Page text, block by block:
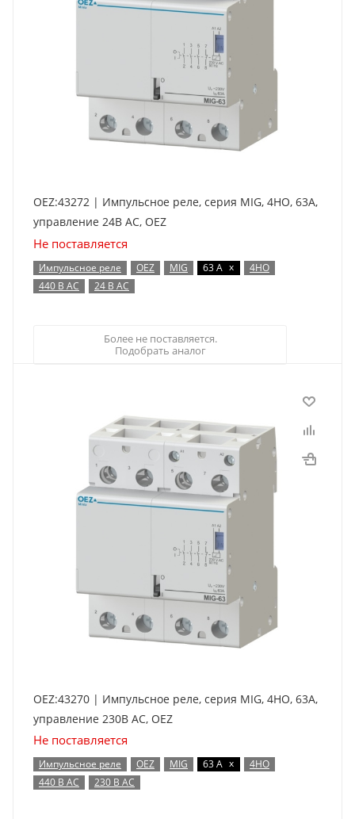
OEZ:43272 | Импульсное реле, серия MIG, 4НО, 63А,
управление 24В AC, OEZ
Не поставляется
Импульсное реле OEZ MIG 63 А x
4НО
440 В AC
24 В AC
Более не поставляется.
Подобрать аналог
OEZ:43270 | Импульсное реле, серия MIG, 4НО, 63А,
управление 230В AC, OEZ
Не поставляется
Импульсное реле OEZ MIG 63 А x
4НО
440 В AC
230 В AC